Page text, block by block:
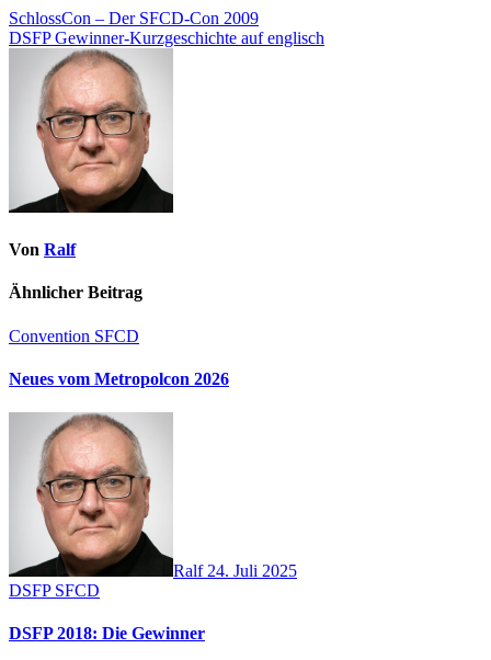
SchlossCon – Der SFCD-Con 2009
DSFP Gewinner-Kurzgeschichte auf englisch
Von Ralf
Ähnlicher Beitrag
Convention SFCD
Neues vom Metropolcon 2026
Ralf 24. Juli 2025
DSFP SFCD
DSFP 2018: Die Gewinner